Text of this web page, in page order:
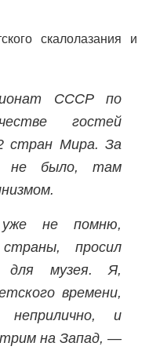
скалолазания и
СССР по
гостей
стран Мира. За
не было, там
не помню,
просил
для музея. Я,
времени,
и
на Запад, —